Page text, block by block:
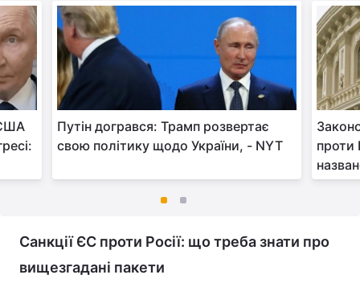
Путін догрався: Трамп розвертає
свою політику щодо України, - NYT
проти
Санкції ЄС проти Росії: що треба знати про
вищезгадані пакети